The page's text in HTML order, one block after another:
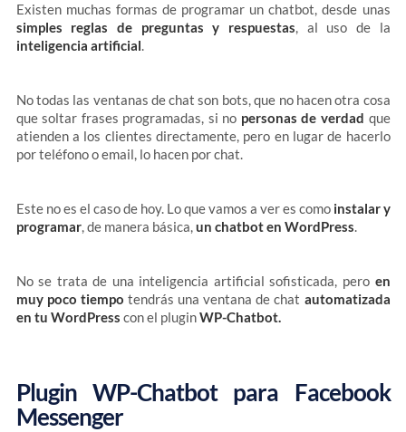
Existen muchas formas de programar un chatbot, desde unas
simples reglas de preguntas y respuestas, al uso de la
inteligencia artificial.
No todas las ventanas de chat son bots, que no hacen otra cosa
que soltar frases programadas, si no personas de verdad que
atienden a los clientes directamente, pero en lugar de hacerlo
por teléfono o email, lo hacen por chat.
Este no es el caso de hoy. Lo que vamos a ver es como instalar y
programar, de manera básica,un chatbot en WordPress.
No se trata de una inteligencia artificial sofisticada, pero en
muy poco tiempo tendrás una ventana de chat automatizada
en tu WordPress con el pluginWP-Chatbot.
Plugin WP-Chatbot para Facebook
Messenger